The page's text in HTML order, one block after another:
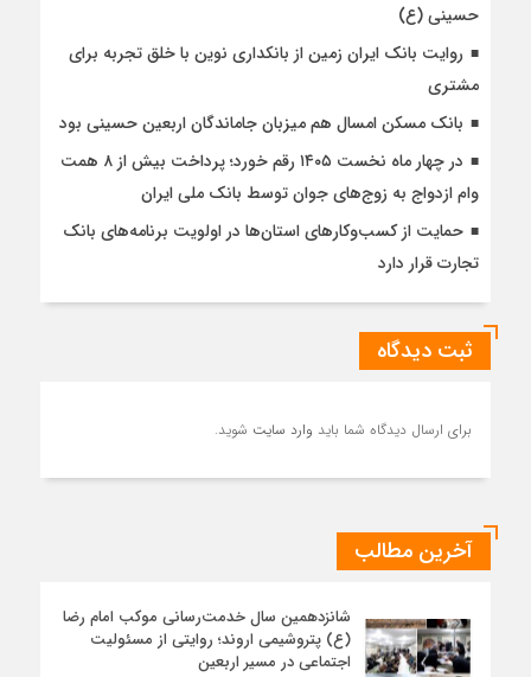
حسینی (ع)
روایت بانک ایران زمین از بانکداری نوین با خلق تجربه برای
مشتری
بانک مسکن امسال هم میزبان جاماندگان اربعین حسینی بود
در چهار ماه نخست ۱۴۰۵ رقم خورد؛ پرداخت بیش از ۸ همت
وام ازدواج به زوج‌های جوان توسط بانک ملی ایران
حمایت از کسب‌وکارهای استان‌ها در اولویت برنامه‌های بانک
تجارت قرار دارد
ثبت دیدگاه
برای ارسال دیدگاه شما باید وارد سایت شوید.
آخرین مطالب
شانزدهمین سال خدمت‌رسانی موکب امام رضا
(ع) پتروشیمی اروند؛ روایتی از مسئولیت
اجتماعی در مسیر اربعین